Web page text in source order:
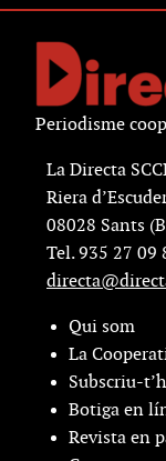
Periodisme
La Directa
Riera
08028 Sants
Tel. 935 27 09
Qui som
La
Subscriu-
Botiga en
Revista en